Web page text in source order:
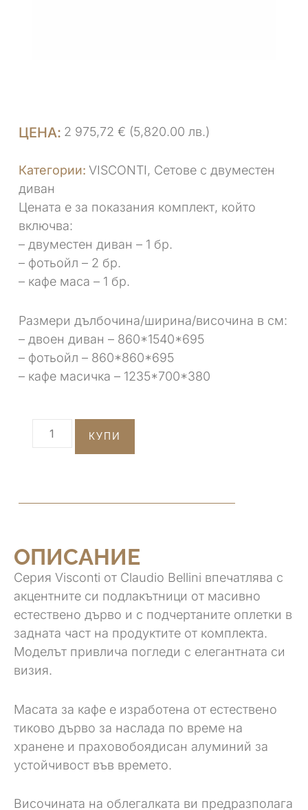
2 975,72 € (5,820.00 лв.)
VISCONTI, Сетове с двуместен
диван
Цената е за показания комплект, който
включва:
– двуместен диван – 1 бр.
– фотьойл – 2 бр.
– кафе маса – 1 бр.
Размери дълбочина/ширина/височина в см:
– двоен диван – 860*1540*695
– фотьойл – 860*860*695
– кафе масичка – 1235*700*380
КУПИ
ОПИСАНИЕ
Серия Visconti от Claudio Bellini впечатлява с
акцентните си подлакътници от масивно
естествено дърво и с подчертаните оплетки в
задната част на продуктите от комплекта.
Моделът привлича погледи с елегантната си
визия.
Масата за кафе е изработена от естествено
тиково дърво за наслада по време на
хранене и праховобоядисан алуминий за
устойчивост във времето.
Височината на облегалката ви предразполага